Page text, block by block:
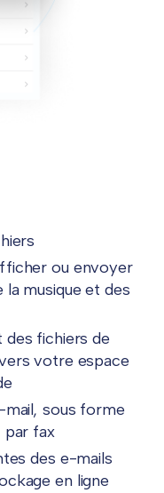
ou envoyer
musique et des
fichiers de
votre espace
sous forme
par fax
des e-mails
en ligne